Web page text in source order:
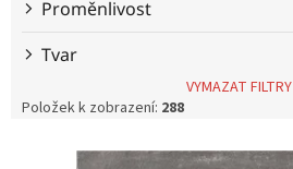
Proměnlivost
Tvar
VYMAZAT FILTRY
Položek k zobrazení: 288